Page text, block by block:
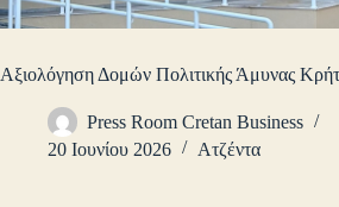
Αξιολόγηση Δομών Πολιτικής Άμυνας
Press Room Cretan Business
20 Ιουνίου 2026
Ατζέντα